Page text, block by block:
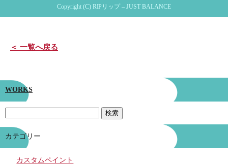
Copyright (C) RIPリップ – JUST BALANCE
＜ 一覧へ戻る
WORKS
カテゴリー
カスタムペイント